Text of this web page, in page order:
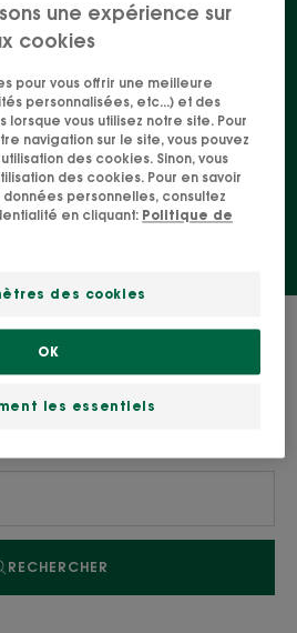
soins pour le corps. Des
sans sulfates et vegan
de senteurs qui vous
votre salle de bain. Gels
douche, ... Le plus dur sera de
choisir !
normales"
RECHERCHER
une expérience sur
cookies
pour vous offrir une meilleure
personnalisées, etc...) et des
vous utilisez notre site. Pour
navigation sur le site, vous pouvez
des cookies. Sinon, vous
des cookies. Pour en savoir
personnelles, consultez
en cliquant: Politique de
des cookies
les essentiels
OK